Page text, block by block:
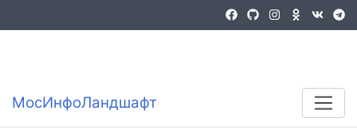
MocИнфоЛандшафт